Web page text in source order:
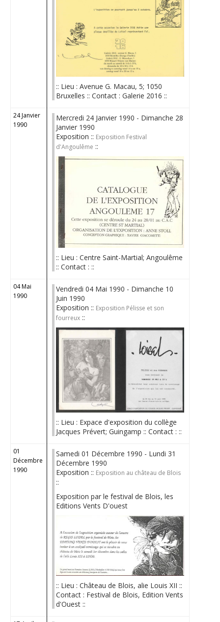
:: Lieu : Avenue G. Macau, 5; 1050
Bruxelles :: Contact : Galerie 2016 ::
24 Janvier
1990
Mercredi 24 Janvier 1990 - Dimanche 28
Janvier 1990
Exposition :: Exposition Festival
d'Angoulême ::
:: Lieu : Centre Saint-Martial; Angoulême
:: Contact : ::
04 Mai
1990
Vendredi 04 Mai 1990 - Dimanche 10
Juin 1990
Exposition :: Exposition Pélisse et son
fourreux ::
:: Lieu : Expace d'exposition du collège
Jacques Prévert; Guingamp :: Contact : ::
01
Décembre
1990
Samedi 01 Décembre 1990 - Lundi 31
Décembre 1990
Exposition :: Exposition au château de Blois
::
Exposition par le festival de Blois, les
Editions Vents D'ouest
:: Lieu : Château de Blois, alie Louis XII ::
Contact : Festival de Blois, Edition Vents
d'Ouest ::